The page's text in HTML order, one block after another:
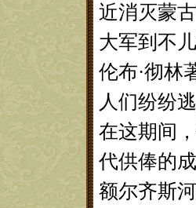
近消灭蒙
大军到不
伦布·彻林
人们纷纷
在这期间
代供俸的
额尔齐斯